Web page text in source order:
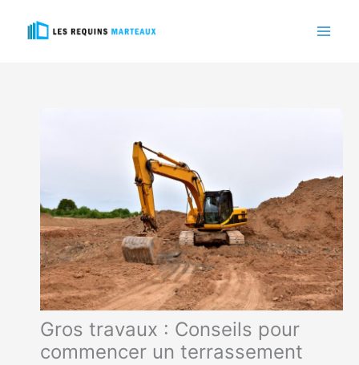
Gros travaux : Conseils pour
commencer un terrassement